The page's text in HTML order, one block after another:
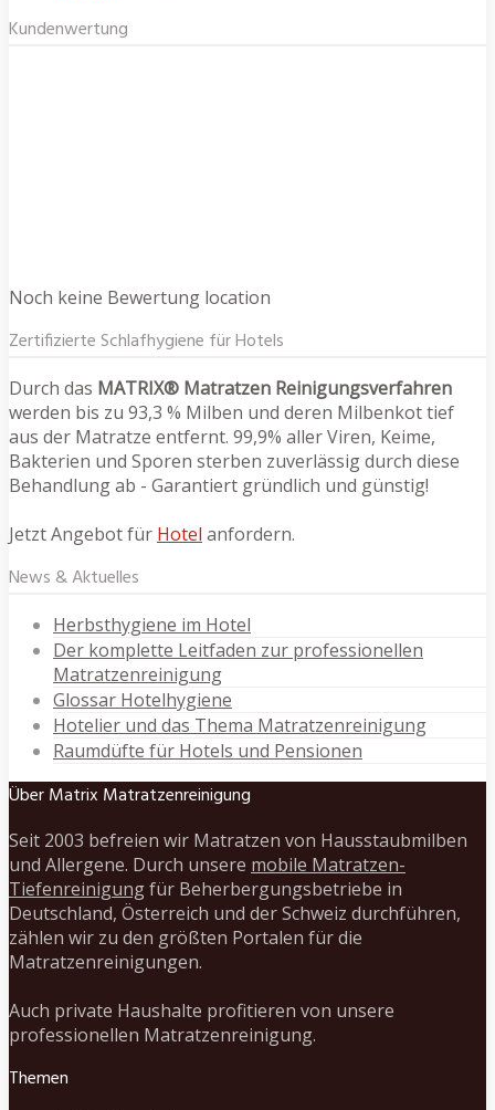
Kundenwertung
Noch keine Bewertung location
Zertifizierte Schlafhygiene für Hotels
Durch das MATRIX® Matratzen Reinigungsverfahren
werden bis zu 93,3 % Milben und deren Milbenkot tief
aus der Matratze entfernt. 99,9% aller Viren, Keime,
Bakterien und Sporen sterben zuverlässig durch diese
Behandlung ab - Garantiert gründlich und günstig!
Jetzt Angebot für Hotel anfordern.
News & Aktuelles
Herbsthygiene im Hotel
Der komplette Leitfaden zur professionellen
Matratzenreinigung
Glossar Hotelhygiene
Hotelier und das Thema Matratzenreinigung
Raumdüfte für Hotels und Pensionen
Über Matrix Matratzenreinigung
Seit 2003 befreien wir Matratzen von Hausstaubmilben
und Allergene. Durch unsere mobile Matratzen-
Tiefenreinigungfür Beherbergungsbetriebe in
Deutschland, Österreich und der Schweiz durchführen,
zählen wir zu den größten Portalen für die
Matratzenreinigungen.
Auch private Haushalte profitieren von unsere
professionellen Matratzenreinigung.
Themen